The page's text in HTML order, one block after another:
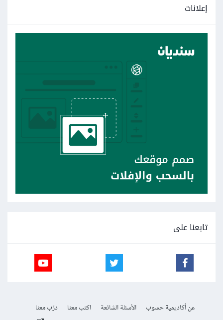
إعلانات
تابعنا على
عن أكاديمية حسوب الأسئلة الشائعة اكتب معنا
درّب معنا